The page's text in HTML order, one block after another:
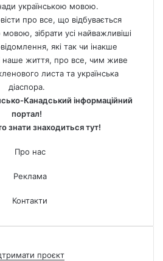
українською мовою.
про все, що відбувається
зібрати усі найважливіші
які так чи інакше
наше життя, про все, чим живе
листа та українська
діаспора.
Канадський інформаційний
портал!
знати знаходиться тут!
Про нас
Реклама
Контакти
проєкт